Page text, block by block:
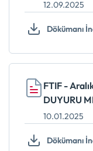
12.09.2025
Dökümanı
FTIF -
DUYURU
10.01.2025
Dökümanı